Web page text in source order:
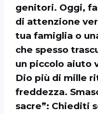
genitori. Oggi,
di attenzione
tua famiglia o
che spesso
un piccolo aiuto
Dio più di mille
freddezza.
sacre”: Chiediti